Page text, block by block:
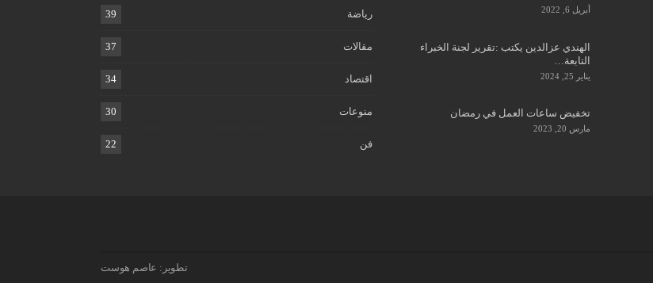
أبريل 6, 2022
الهندي عزالدين يكتب :تقرير لجنة الخبراء
التابعة…
يناير 25, 2024
تخفيض ساعات العمل في رمضان
مارس 20, 2023
رياضة 39
مقالات 37
اقتصاد 34
منوعات 30
فن 22
تطوير: عاصم هوست